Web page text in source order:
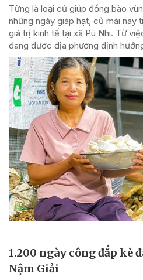
Từng là loại củ giúp đồng bào
những ngày giáp hạt, củ mài nay
giá trị kinh tế tại xã Pù Nhi. Từ
đang được địa phương định
1.200 ngày công đắp kè
Nậm Giải